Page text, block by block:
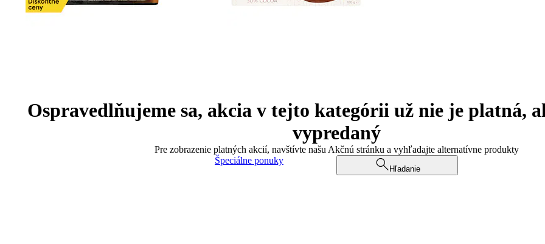
Ospravedlňujeme sa, akcia v tejto kategórii už nie je platná,
vypredaný
Pre zobrazenie platných akcií, navštívte našu Akčnú stránku a vyhľadajte alternatívne produkty
Špeciálne ponuky
Hľadanie